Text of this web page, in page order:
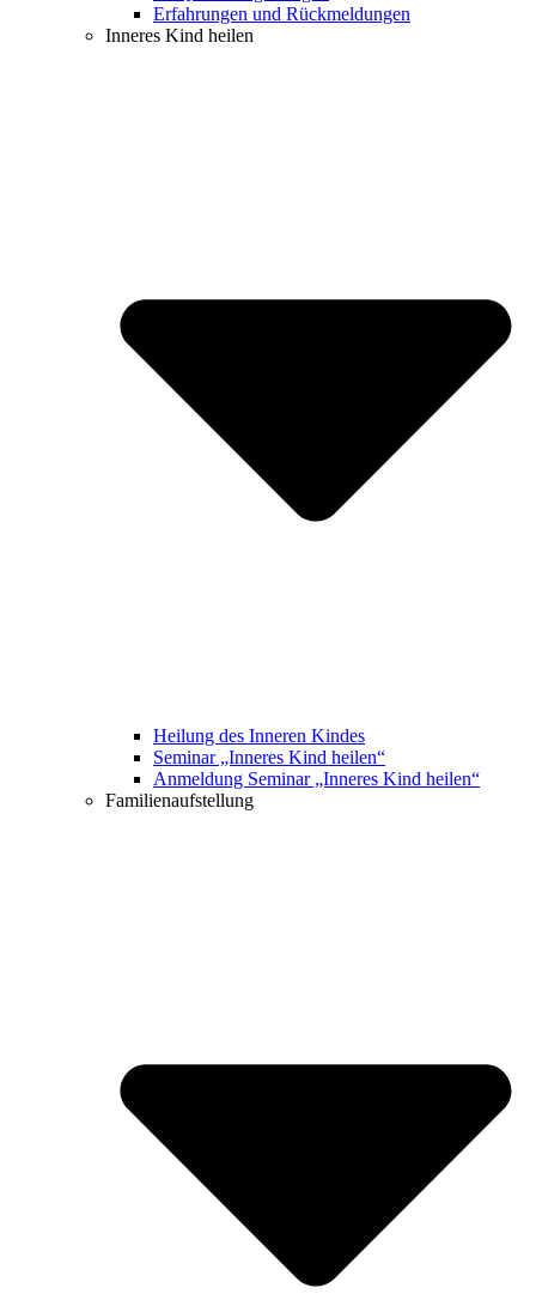
Erfahrungen und Rückmeldungen
Inneres Kind heilen
Heilung des Inneren Kindes
Seminar „Inneres Kind heilen“
Anmeldung Seminar „Inneres Kind heilen“
Familienaufstellung